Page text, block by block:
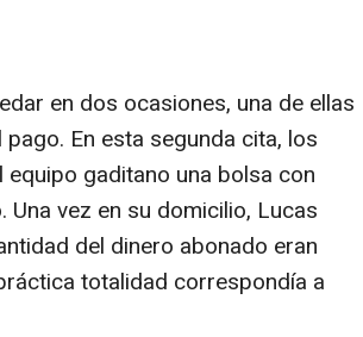
en dos ocasiones, una de ellas
En esta segunda cita, los
gaditano una bolsa con
vez en su domicilio, Lucas
del dinero abonado eran
totalidad correspondía a